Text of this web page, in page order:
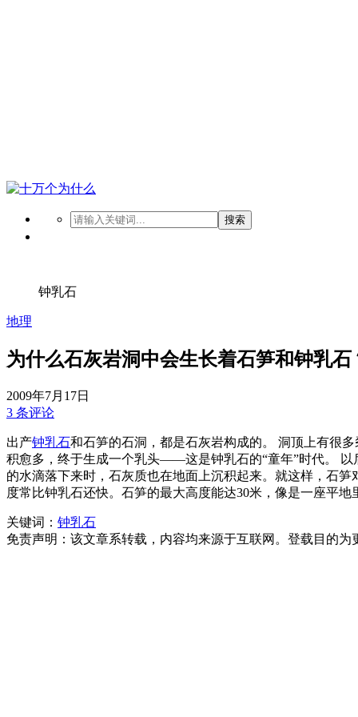
搜索
钟乳石
地理
为什么石灰岩洞中会生长着石笋和钟乳石
2009年7月17日
3 条评论
出产钟乳石和石笋的石洞，都是石灰岩构成的。 洞顶上有很
积愈多，终于生成一个乳头——这是钟乳石的“童年”时代。
的水滴落下来时，石灰质也在地面上沉积起来。就这样，石
度常比钟乳石还快。石笋的最大高度能达30米，像是一座平地
关键词： 钟乳石
免责声明：该文章系转载，内容均来源于互联网。登载目的